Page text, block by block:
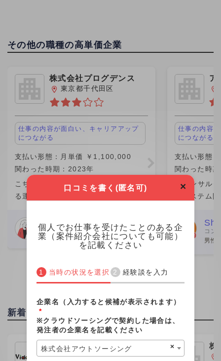
その他の職種の高単価企業
株式会社プログデンス
東京都千代田区
仕事の内容が面白い、キャリアアップ
につながる
支払い形態：月単価 ￥1,100,000
関わった時期：2023年
こちらの企業が他社から請け負ってい
る運用保守案件の業務を行なっていま
らなるチームの一員という形で、みな
さん親切でした。 こちらの社員さんと
個人的な繋がりがあり、その
Webデザイナー
女性
ア
仕事の内容
につながる
支払い形態
関わった時
ITコンサル
のシステム
が一番の魅
ムエンジニ
が、この案
コン
男性
新着投稿
株式会社ビデオチューブ
東京都新宿区
株
ｈ
×
口コミを書く(匿名可)
個人でお仕事を受けたことのある企
業（案件紹介会社についても可能）
を記載ください
当時の状況を選択 経験談を入力
企業名（入力すると候補が表示されます）
*
※クラウドソーシングで契約した場合は、
発注者の企業名を記載ください
×
株式会社アウトソーシング